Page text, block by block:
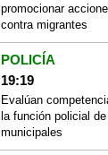
promocionar
contra migrantes
POLICÍA
19:19
Evalúan
la función policial
municipales